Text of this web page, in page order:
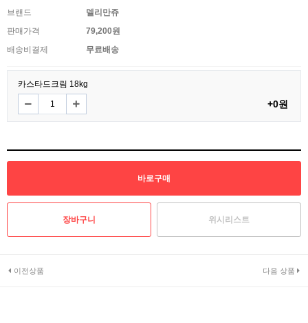
브랜드
델리만쥬
판매가격
79,200원
배송비결제
무료배송
카스타드크림 18kg
+0원
위시리스트
이전상품 다음 상품